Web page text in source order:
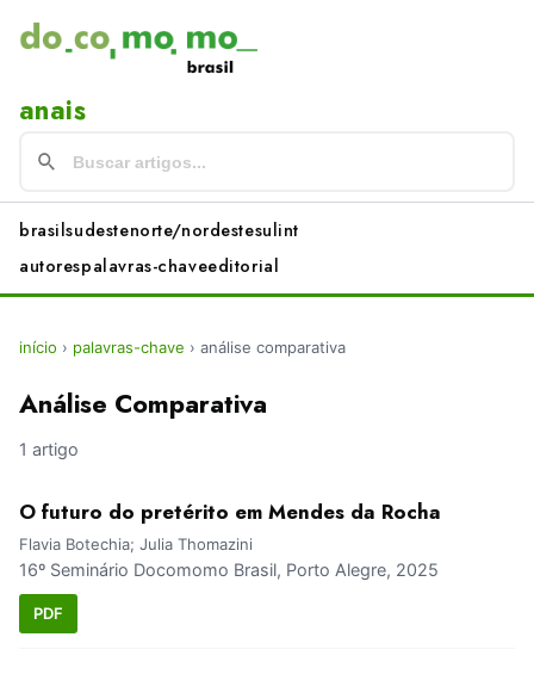
anais
brasilsudestenorte/nordestesulint
autorespalavras-chaveeditorial
início › palavras-chave › análise comparativa
Análise Comparativa
1 artigo
O futuro do pretérito em Mendes da Rocha
Flavia Botechia; Julia Thomazini
16º Seminário Docomomo Brasil, Porto Alegre, 2025
PDF